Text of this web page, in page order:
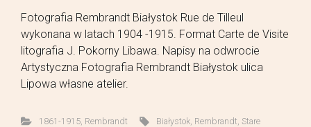
Fotografia Rembrandt Białystok Rue de Tilleul
wykonana w latach 1904 -1915. Format Carte de Visite
litografia J. Pokorny Libawa. Napisy na odwrocie
Artystyczna Fotografia Rembrandt Białystok ulica
Lipowa własne atelier.
1861-1915, Rembrandt Białystok Rembrandt Stare